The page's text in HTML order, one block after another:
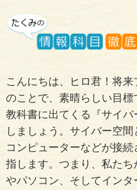
こんにちは、ヒロ君！将
のことで、素晴らしい目
教科書に出てくる『サイ
しましょう。サイバー空
コンピューターなどが接
指します。つまり、私た
やパソコン、そしてイン